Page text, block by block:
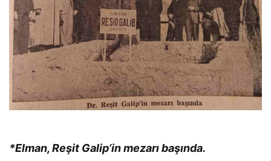
*Elman, Reşit Galip’in mezarı başında.